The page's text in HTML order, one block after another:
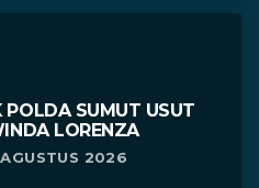
POLDA SUMUT USUT
LORENZA
2026